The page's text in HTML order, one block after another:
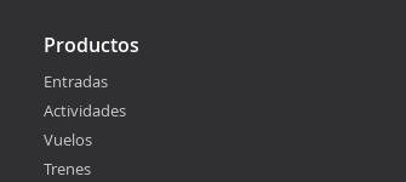
Productos
Entradas
Actividades
Vuelos
Trenes